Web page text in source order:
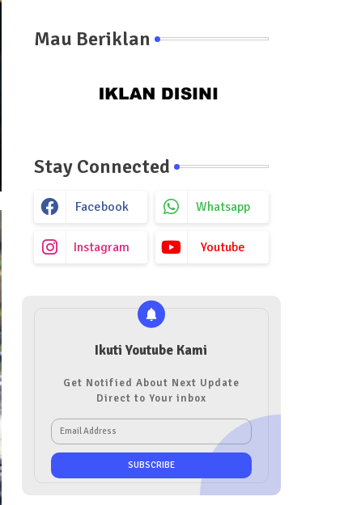
Mau Beriklan
Stay Connected
Facebook Whatsapp
Instagram Youtube
Ikuti Youtube Kami
Get Notified About Next Update
Direct to Your inbox